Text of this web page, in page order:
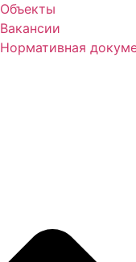
Объекты
Вакансии
Нормативная